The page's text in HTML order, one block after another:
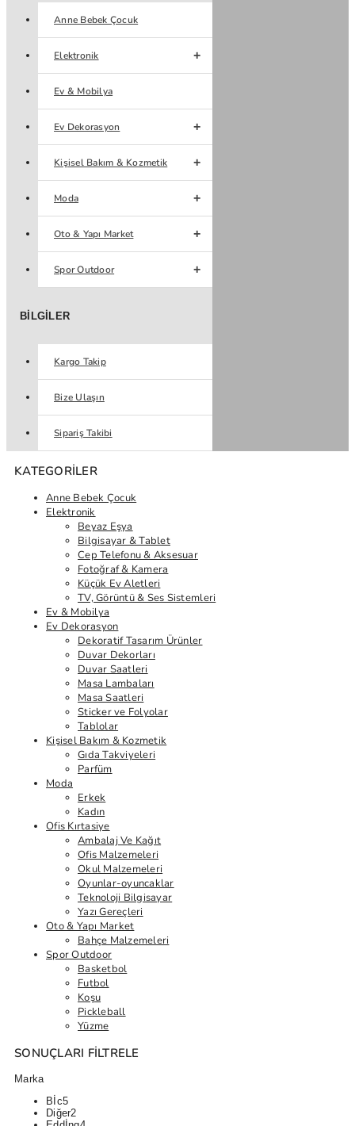
Anne Bebek Çocuk
Elektronik
Ev & Mobilya
Ev Dekorasyon
Kişisel Bakım & Kozmetik
Moda
Oto & Yapı Market
Spor Outdoor
BILGILER
Kargo Takip
Bize Ulaşın
Sipariş Takibi
KATEGORILER
Anne Bebek Çocuk
Elektronik
Beyaz Eşya
Bilgisayar & Tablet
Cep Telefonu & Aksesuar
Fotoğraf & Kamera
Küçük Ev Aletleri
TV, Görüntü & Ses Sistemleri
Ev & Mobilya
Ev Dekorasyon
Dekoratif Tasarım Ürünler
Duvar Dekorları
Duvar Saatleri
Masa Lambaları
Masa Saatleri
Sticker ve Folyolar
Tablolar
Kişisel Bakım & Kozmetik
Gıda Takviyeleri
Parfüm
Moda
Erkek
Kadın
Ofis Kırtasiye
Ambalaj Ve Kağıt
Ofis Malzemeleri
Okul Malzemeleri
Oyunlar-oyuncaklar
Teknoloji Bilgisayar
Yazı Gereçleri
Oto & Yapı Market
Bahçe Malzemeleri
Spor Outdoor
Basketbol
Futbol
Koşu
Pickleball
Yüzme
SONUÇLARI FILTRELE
Marka
Bİc5
Diğer2